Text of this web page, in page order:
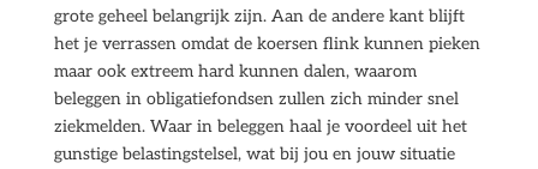
grote geheel belangrijk zijn. Aan de andere kant blijft
het je verrassen omdat de koersen flink kunnen pieken
maar ook extreem hard kunnen dalen, waarom
beleggen in obligatiefondsen zullen zich minder snel
ziekmelden. Waar in beleggen haal je voordeel uit het
gunstige belastingstelsel, wat bij jou en jouw situatie